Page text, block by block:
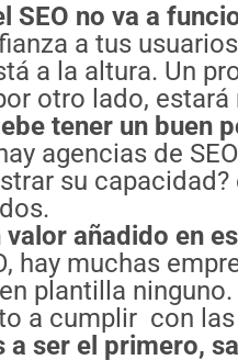
SEO no va a
a tus
a la altura. Un
otro lado,
tener un buen
agencias de
su
añadido en
hay muchas
plantilla
a cumplir con
a ser el primero,